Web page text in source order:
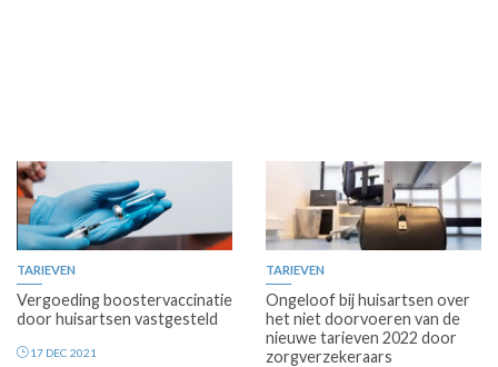
TARIEVEN
Vergoeding boostervaccinatie
door huisartsen vastgesteld
17 DEC 2021
Premium
TARIEVEN
Ongeloof bij huisartsen over
het niet doorvoeren van de
nieuwe tarieven 2022 door
zorgverzekeraars